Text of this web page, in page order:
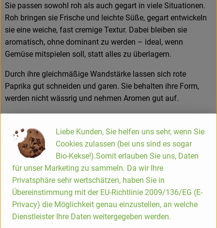
Sie passen sowohl roh als auch gegart in viele Situationen.
Roh bringen sie Frische und leichte Süße, gegart entwickeln
sie eine weiche, fast cremige Textur. Dabei bleiben sie
aromatisch, ohne dominant zu werden – ideal, wenn
Gemüse mitspielen soll, statt alles zu überlagern.
Durch ihre gleichmäßige Wandstärke lassen sich rote
Paprika gut schneiden und garen. Sie behalten ihre Form,
werden nicht wässrig und nehmen Aromen gut auf.
– Rohkost, Salate und kalte Platten
– Pfannengerichte und Ofengemüse
– Gefüllte Paprika
– Saucen, Suppen oder geschmort als Beilage
Wissenswert:
Rote Paprika sind vollständig ausgereift. Während der Reife
wandelt die Frucht ihre Bitterstoffe ab und baut natürliche
Zucker auf – deshalb schmecken rote Paprika süßer und
Liebe Kunden, Sie helfen uns sehr, wenn Sie
Cookies zulassen (bei uns sind es sogar
Bio-Kekse!).Somit erlauben Sie uns, Daten
für unser Marketing zu sammeln. Da wir Ihre
Privatsphäre sehr wertschätzen, haben Sie in
Übereinstimmung mit der EU-Richtlinie 2009/136/EG (E-
Privacy) die Möglichkeit genau einzustellen, an welche
Dienstleister Ihre Daten weitergegeben werden.